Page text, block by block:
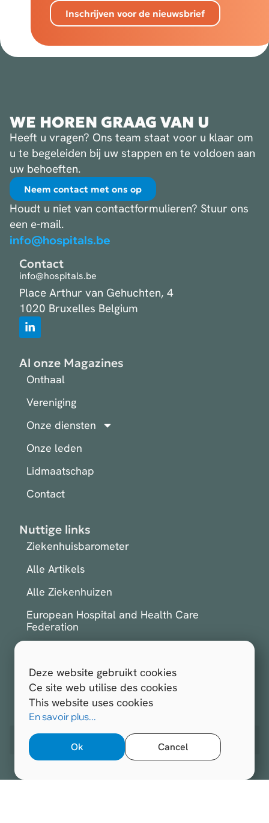
Deze website gebruikt cookies
Ce site web utilise des cookies
This website uses cookies
En savoir plus...
Ok Cancel
Inschrijven voor de nieuwsbrief
WE HOREN GRAAG VAN U
Heeft u vragen? Ons team staat voor u klaar om
u te begeleiden bij uw stappen en te voldoen aan
uw behoeften.
Neem contact met ons op
Houdt u niet van contactformulieren? Stuur ons
een e-mail.
info@hospitals.be
Contact
info@hospitals.be
Place Arthur van Gehuchten, 4
1020 Bruxelles Belgium
Al onze Magazines
Onthaal
Vereniging
Onze diensten
Onze leden
Lidmaatschap
Contact
Nuttige links
Ziekenhuisbarometer
Alle Artikels
Alle Ziekenhuizen
European Hospital and Health Care
Federation
Inschrijven voor de nieuwsbrief
Hospitals.be 2026 Alle rechten voorbehouden.
Website ontwikkeld door